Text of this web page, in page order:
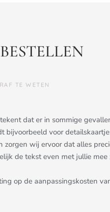
TE WETEN
dat er in sommige
voor
wij ervoor dat alles
de tekst even met jullie mee
op de aanpassingskosten